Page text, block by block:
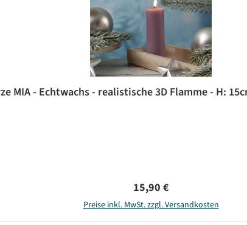
MIA - Echtwachs - realistische 3D Flamme - H:
Regulärer Preis:
15,90 €
Preise inkl. MwSt. zzgl. Versandkosten